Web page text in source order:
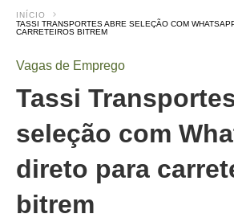
INÍCIO
TASSI TRANSPORTES ABRE SELEÇÃO COM
CARRETEIROS BITREM
Vagas de Emprego
Tassi
seleção com
direto para
bitrem